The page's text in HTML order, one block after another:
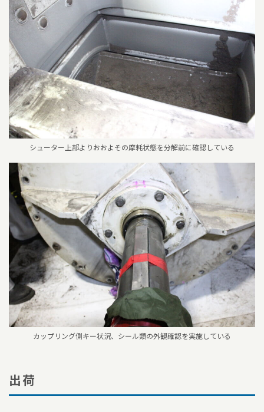
シューター上部よりおおよその摩耗状態を分解前に確認している
カップリング側キー状況、シール類の外観確認を実施している
出荷